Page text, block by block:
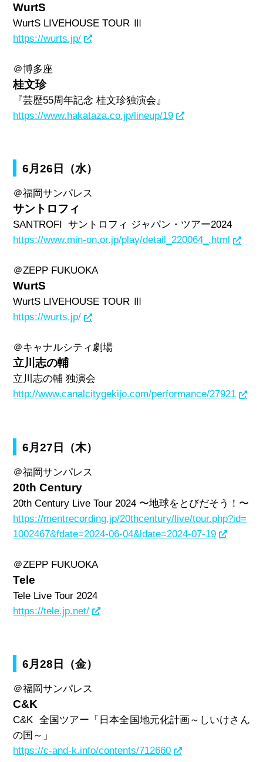
WurtS
WurtS LIVEHOUSE TOUR Ⅲ
https://wurts.jp/
＠博多座
桂文珍
『芸歴55周年記念 桂文珍独演会』
https://www.hakataza.co.jp/lineup/19
6月26日（水）
＠福岡サンパレス
サントロフィ
SANTROFIサントロフィ ジャパン・ツアー2024
https://www.min-on.or.jp/play/detail_220064_.html
＠ZEPP FUKUOKA
WurtS
WurtS LIVEHOUSE TOUR Ⅲ
https://wurts.jp/
＠キャナルシティ劇場
立川志の輔
立川志の輔 独演会
http://www.canalcitygekijo.com/performance/27921
6月27日（木）
＠福岡サンパレス
20th Century
20th Century Live Tour 2024 〜地球をとびだそう！〜
https://mentrecording.jp/20thcentury/live/tour.php?id=
1002467&fdate=2024-06-04&ldate=2024-07-19
＠ZEPP FUKUOKA
Tele
Tele Live Tour 2024
https://tele.jp.net/
6月28日（金）
＠福岡サンパレス
C&K
C&K 全国ツアー「日本全国地元化計画～しいけさん
の国～」
https://c-and-k.info/contents/712660